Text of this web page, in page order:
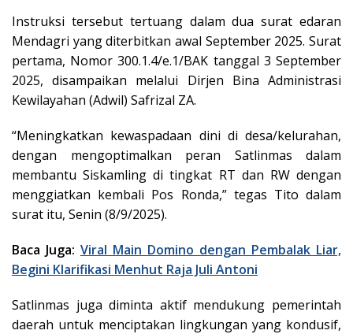
Instruksi tersebut tertuang dalam dua surat edaran
Mendagri yang diterbitkan awal September 2025. Surat
pertama, Nomor 300.1.4/e.1/BAK tanggal 3 September
2025, disampaikan melalui Dirjen Bina Administrasi
Kewilayahan (Adwil) Safrizal ZA.
“Meningkatkan kewaspadaan dini di desa/kelurahan,
dengan mengoptimalkan peran Satlinmas dalam
membantu Siskamling di tingkat RT dan RW dengan
menggiatkan kembali Pos Ronda,” tegas Tito dalam
surat itu, Senin (8/9/2025).
Baca Juga: Viral Main Domino dengan Pembalak Liar,
Begini Klarifikasi Menhut Raja Juli Antoni
Satlinmas juga diminta aktif mendukung pemerintah
daerah untuk menciptakan lingkungan yang kondusif,